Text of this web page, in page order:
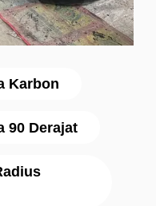
Karbon
90 Derajat